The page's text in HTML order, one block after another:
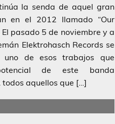
la senda de aquel gran
en el 2012 llamado “Our
El pasado 5 de noviembre y a
Elektrohasch Records se
de esos trabajos que
de este banda
aquellos que […]